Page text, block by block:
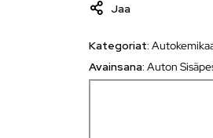
Jaa
Kategoriat:
Avainsana:Auton